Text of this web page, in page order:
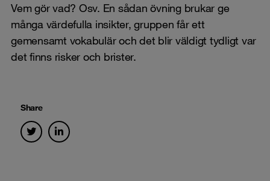
Vem gör vad? Osv. En sådan övning brukar ge
många värdefulla insikter, gruppen får ett
gemensamt vokabulär och det blir väldigt tydligt var
det finns risker och brister.
Share